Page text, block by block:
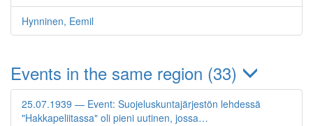
Hynninen, Eemil
Events in the same region (33)
25.07.1939 — Event: Suojeluskuntajärjestön lehdessä
"Hakkapeliitassa" oli pieni uutinen, jossa…